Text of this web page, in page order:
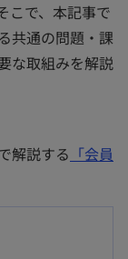
こで、本記事で
共通の問題・課
な取組みを解説
解説する 「会員